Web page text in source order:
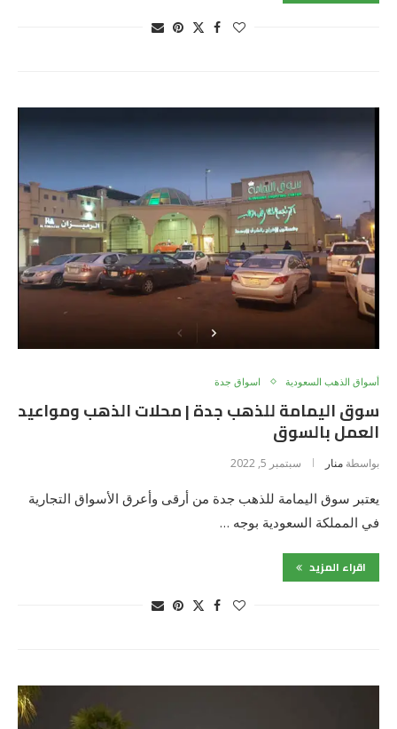
أسواق الذهب السعودية اسواق جدة
سوق اليمامة للذهب جدة | محلات الذهب ومواعيد
العمل بالسوق
بواسطة منار سبتمبر 5, 2022
يعتبر سوق اليمامة للذهب جدة من أرقى وأعرق الأسواق التجارية
في المملكة السعودية بوجه …
اقراء المزيد